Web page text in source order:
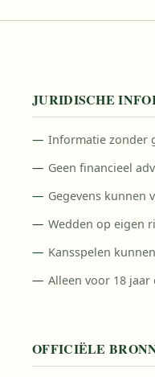
JURIDISCHE
Informatie zonder
Geen financieel
Gegevens kunnen
Wedden op eigen
Kansspelen
Alleen voor 18 jaar
OFFICIËLE